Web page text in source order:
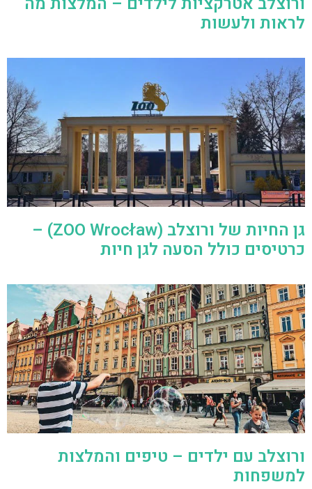
לראות ולעשות
גן החיות של ורוצלב (ZOO Wrocław) –
כרטיסים כולל הסעה לגן חיות
ורוצלב עם ילדים – טיפים והמלצות
למשפחות